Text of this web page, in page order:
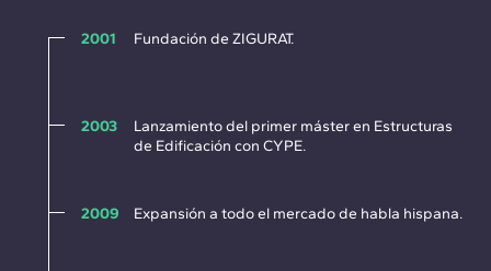
2001 Fundación de ZIGURAT.
2003
Lanzamiento del primer máster en Estructuras
de Edificación con CYPE.
2009 Expansión a todo el mercado de habla hispana.